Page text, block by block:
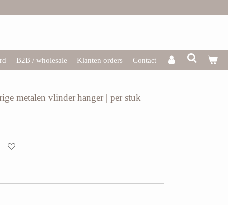
B2B / wholesale Klanten orders Contact
metalen vlinder hanger | per stuk